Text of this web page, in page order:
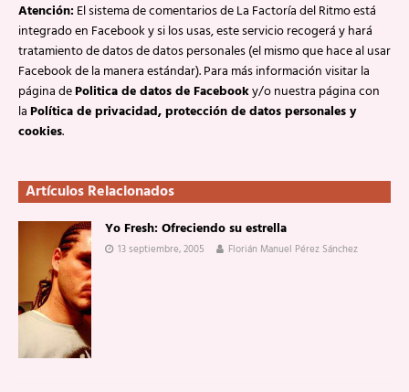
Atención:El sistema de comentarios de La Factoría del Ritmo está
integrado en Facebook y si los usas, este servicio recogerá y hará
tratamiento de datos de datos personales (el mismo que hace al usar
Facebook de la manera estándar). Para más información visitar la
página dePolitica de datos de Facebooky/o nuestra página con
laPolítica de privacidad, protección de datos personales y
cookies.
Artículos Relacionados
Yo Fresh: Ofreciendo su estrella
13 septiembre, 2005 Florián Manuel Pérez Sánchez